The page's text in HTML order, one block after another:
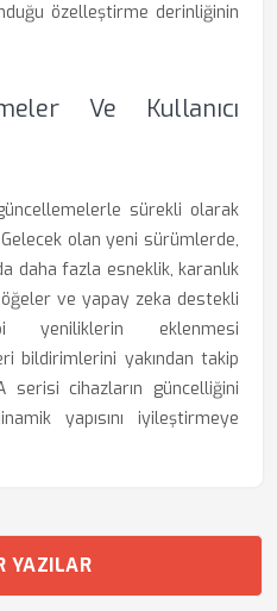
özelleştirme derinliğinin
Ve Kullanıcı
sürekli olarak
olan yeni sürümlerde,
daha fazla esneklik, karanlık
ve yapay zeka destekli
yeniliklerin eklenmesi
bildirimlerini yakından takip
serisi cihazların güncelliğini
yapısını iyileştirmeye
YAZILAR